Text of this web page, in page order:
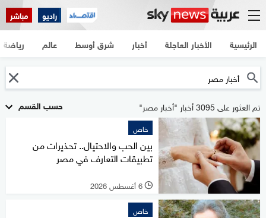
راديو مباشر
الرئيسية الأخبار العاجلة أخبار شرق أوسط عالم رياضة
حسب القسم تم العثور على 3095 أخبار "أخبار مصر"
خاص
بين الحب والاحتيال.. تحذيرات من
تطبيقات التعارف في مصر
l 6 أغسطس 2026
خاص